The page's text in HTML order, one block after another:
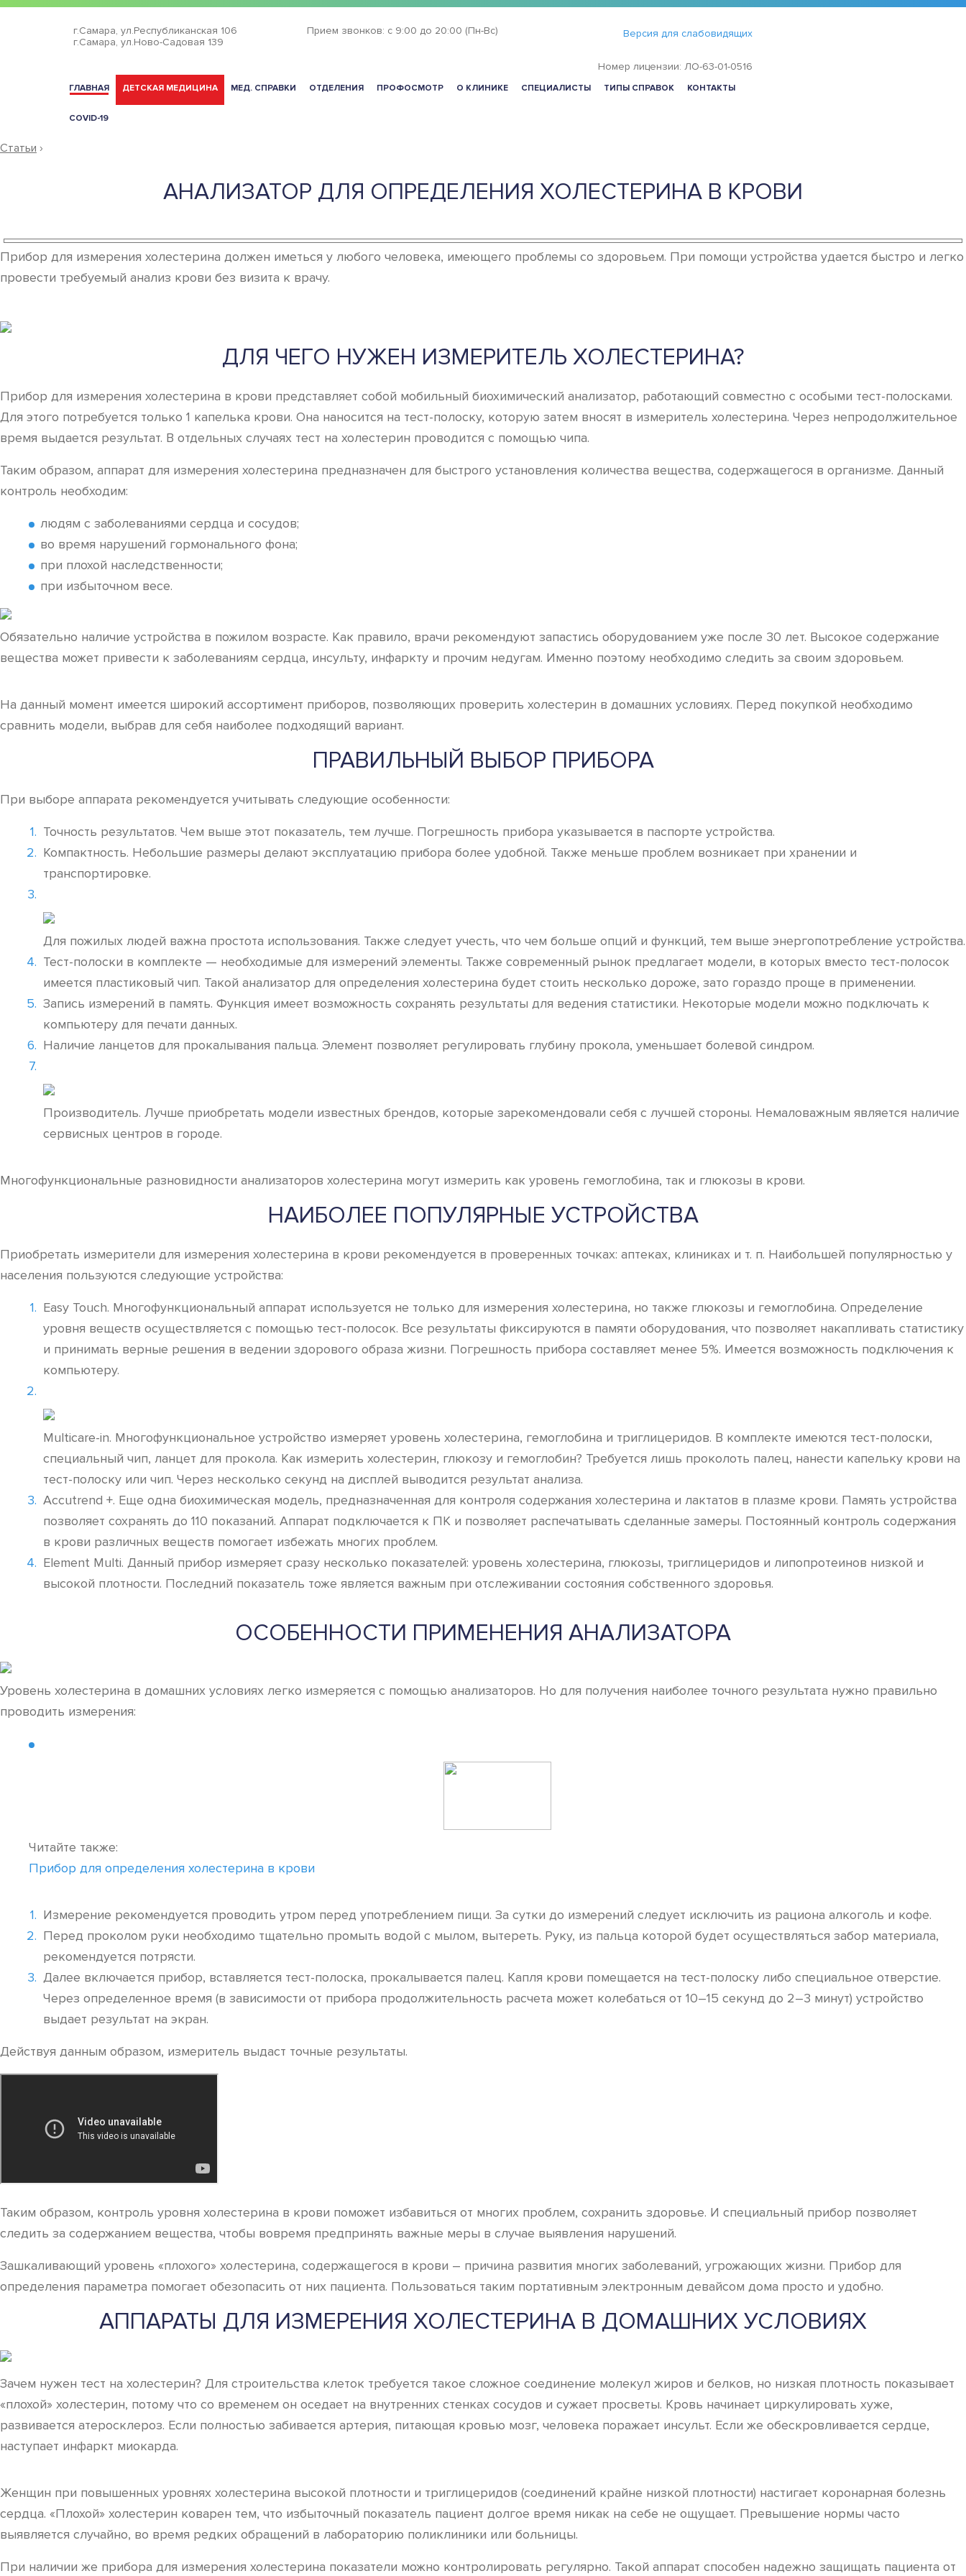
г.Самара, ул.Республиканская 106
г.Самара, ул.Ново-Садовая 139
Прием звонков: с 9:00 до 20:00 (Пн-Вс) Версия для слабовидящих
Номер лицензии: ЛО-63-01-0516
ГЛАВНАЯ ДЕТСКАЯ МЕДИЦИНА МЕД. СПРАВКИ ОТДЕЛЕНИЯ ПРОФОСМОТР О КЛИНИКЕ СПЕЦИАЛИСТЫ ТИПЫ СПРАВОК КОНТАКТЫ
COVID-19
Статьи ›
АНАЛИЗАТОР ДЛЯ ОПРЕДЕЛЕНИЯ ХОЛЕСТЕРИНА В КРОВИ
Прибор для измерения холестерина должен иметься у любого человека, имеющего проблемы со здоровьем. При помощи устройства удается быстро и легко
провести требуемый анализ крови без визита к врачу.
ДЛЯ ЧЕГО НУЖЕН ИЗМЕРИТЕЛЬ ХОЛЕСТЕРИНА?
Прибор для измерения холестерина в крови представляет собой мобильный биохимический анализатор, работающий совместно с особыми тест-полосками.
Для этого потребуется только 1 капелька крови. Она наносится на тест-полоску, которую затем вносят в измеритель холестерина. Через непродолжительное
время выдается результат. В отдельных случаях тест на холестерин проводится с помощью чипа.
Таким образом, аппарат для измерения холестерина предназначен для быстрого установления количества вещества, содержащегося в организме. Данный
контроль необходим:
людям с заболеваниями сердца и сосудов;
во время нарушений гормонального фона;
при плохой наследственности;
при избыточном весе.
Обязательно наличие устройства в пожилом возрасте. Как правило, врачи рекомендуют запастись оборудованием уже после 30 лет. Высокое содержание
вещества может привести к заболеваниям сердца, инсульту, инфаркту и прочим недугам. Именно поэтому необходимо следить за своим здоровьем.
На данный момент имеется широкий ассортимент приборов, позволяющих проверить холестерин в домашних условиях. Перед покупкой необходимо
сравнить модели, выбрав для себя наиболее подходящий вариант.
ПРАВИЛЬНЫЙ ВЫБОР ПРИБОРА
При выборе аппарата рекомендуется учитывать следующие особенности:
Точность результатов. Чем выше этот показатель, тем лучше. Погрешность прибора указывается в паспорте устройства.
Компактность. Небольшие размеры делают эксплуатацию прибора более удобной. Также меньше проблем возникает при хранении и
транспортировке.
Для пожилых людей важна простота использования. Также следует учесть, что чем больше опций и функций, тем выше энергопотребление устройства.
Тест-полоски в комплекте — необходимые для измерений элементы. Также современный рынок предлагает модели, в которых вместо тест-полосок
имеется пластиковый чип. Такой анализатор для определения холестерина будет стоить несколько дороже, зато гораздо проще в применении.
Запись измерений в память. Функция имеет возможность сохранять результаты для ведения статистики. Некоторые модели можно подключать к
компьютеру для печати данных.
Наличие ланцетов для прокалывания пальца. Элемент позволяет регулировать глубину прокола, уменьшает болевой синдром.
Производитель. Лучше приобретать модели известных брендов, которые зарекомендовали себя с лучшей стороны. Немаловажным является наличие
сервисных центров в городе.
Многофункциональные разновидности анализаторов холестерина могут измерить как уровень гемоглобина, так и глюкозы в крови.
НАИБОЛЕЕ ПОПУЛЯРНЫЕ УСТРОЙСТВА
Приобретать измерители для измерения холестерина в крови рекомендуется в проверенных точках: аптеках, клиниках и т. п. Наибольшей популярностью у
населения пользуются следующие устройства:
Easy Touch. Многофункциональный аппарат используется не только для измерения холестерина, но также глюкозы и гемоглобина. Определение
уровня веществ осуществляется с помощью тест-полосок. Все результаты фиксируются в памяти оборудования, что позволяет накапливать статистику
и принимать верные решения в ведении здорового образа жизни. Погрешность прибора составляет менее 5%. Имеется возможность подключения к
компьютеру.
Multicare-in. Многофункциональное устройство измеряет уровень холестерина, гемоглобина и триглицеридов. В комплекте имеются тест-полоски,
специальный чип, ланцет для прокола. Как измерить холестерин, глюкозу и гемоглобин? Требуется лишь проколоть палец, нанести капельку крови на
тест-полоску или чип. Через несколько секунд на дисплей выводится результат анализа.
Accutrend +. Еще одна биохимическая модель, предназначенная для контроля содержания холестерина и лактатов в плазме крови. Память устройства
позволяет сохранять до 110 показаний. Аппарат подключается к ПК и позволяет распечатывать сделанные замеры. Постоянный контроль содержания
в крови различных веществ помогает избежать многих проблем.
Element Multi. Данный прибор измеряет сразу несколько показателей: уровень холестерина, глюкозы, триглицеридов и липопротеинов низкой и
высокой плотности. Последний показатель тоже является важным при отслеживании состояния собственного здоровья.
ОСОБЕННОСТИ ПРИМЕНЕНИЯ АНАЛИЗАТОРА
Уровень холестерина в домашних условиях легко измеряется с помощью анализаторов. Но для получения наиболее точного результата нужно правильно
проводить измерения:
Читайте также:
Прибор для определения холестерина в крови
Измерение рекомендуется проводить утром перед употреблением пищи. За сутки до измерений следует исключить из рациона алкоголь и кофе.
Перед проколом руки необходимо тщательно промыть водой с мылом, вытереть. Руку, из пальца которой будет осуществляться забор материала,
рекомендуется потрясти.
Далее включается прибор, вставляется тест-полоска, прокалывается палец. Капля крови помещается на тест-полоску либо специальное отверстие.
Через определенное время (в зависимости от прибора продолжительность расчета может колебаться от 10–15 секунд до 2–3 минут) устройство
выдает результат на экран.
Действуя данным образом, измеритель выдаст точные результаты.
Таким образом, контроль уровня холестерина в крови поможет избавиться от многих проблем, сохранить здоровье. И специальный прибор позволяет
следить за содержанием вещества, чтобы вовремя предпринять важные меры в случае выявления нарушений.
Зашкаливающий уровень «плохого» холестерина, содержащегося в крови – причина развития многих заболеваний, угрожающих жизни. Прибор для
определения параметра помогает обезопасить от них пациента. Пользоваться таким портативным электронным девайсом дома просто и удобно.
АППАРАТЫ ДЛЯ ИЗМЕРЕНИЯ ХОЛЕСТЕРИНА В ДОМАШНИХ УСЛОВИЯХ
Зачем нужен тест на холестерин? Для строительства клеток требуется такое сложное соединение молекул жиров и белков, но низкая плотность показывает
«плохой» холестерин, потому что со временем он оседает на внутренних стенках сосудов и сужает просветы. Кровь начинает циркулировать хуже,
развивается атеросклероз. Если полностью забивается артерия, питающая кровью мозг, человека поражает инсульт. Если же обескровливается сердце,
наступает инфаркт миокарда.
Женщин при повышенных уровнях холестерина высокой плотности и триглицеридов (соединений крайне низкой плотности) настигает коронарная болезнь
сердца. «Плохой» холестерин коварен тем, что избыточный показатель пациент долгое время никак на себе не ощущает. Превышение нормы часто
выявляется случайно, во время редких обращений в лабораторию поликлиники или больницы.
При наличии же прибора для измерения холестерина показатели можно контролировать регулярно. Такой аппарат способен надежно защищать пациента от